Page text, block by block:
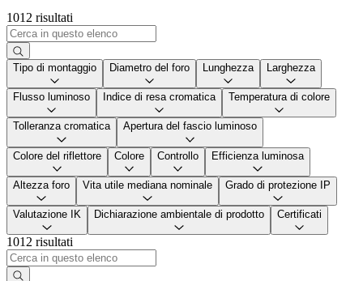
1012 risultati
Tipo di montaggio Diametro del foro Lunghezza Larghezza
Flusso luminoso Indice di resa cromatica Temperatura di colore
Tolleranza cromatica Apertura del fascio luminoso
Colore del riflettore Colore Controllo Efficienza luminosa
Altezza foro Vita utile mediana nominale Grado di protezione IP
Valutazione IK Dichiarazione ambientale di prodotto Certificati
1012 risultati